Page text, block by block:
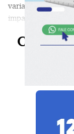
variação cambial,
impactem